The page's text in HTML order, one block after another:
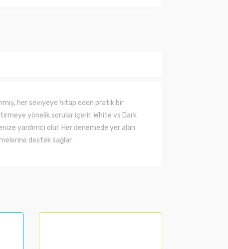
her seviyeye hitap eden pratik bir
yönelik sorular içerir. White vs Dark
yardımcı olur. Her denemede yer alan
destek sağlar.